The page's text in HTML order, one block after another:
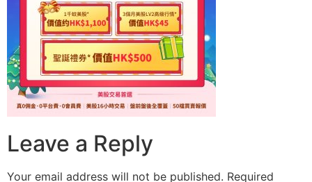
Leave a Reply
Your email address will not be published. Required